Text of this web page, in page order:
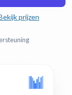
prijzen